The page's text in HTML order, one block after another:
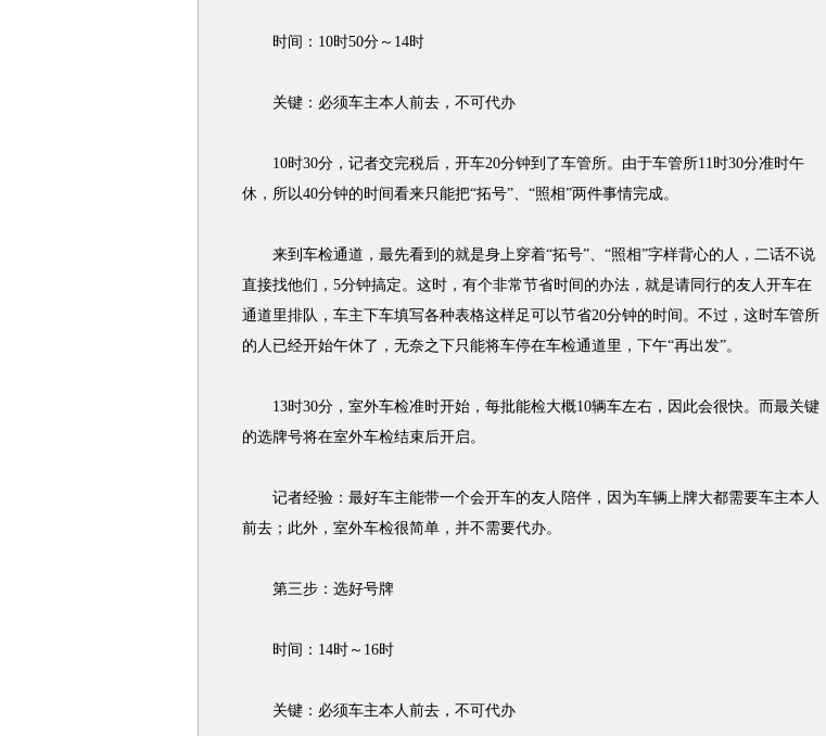
时间：10时50分～14时
关键：必须车主本人前去，不可代办
10时30分，记者交完税后，开车20分钟到了车管所。由于车管所11时30分准时午
休，所以40分钟的时间看来只能把“拓号”、“照相”两件事情完成。
来到车检通道，最先看到的就是身上穿着“拓号”、“照相”字样背心的人，二话不说
直接找他们，5分钟搞定。这时，有个非常节省时间的办法，就是请同行的友人开车在
通道里排队，车主下车填写各种表格这样足可以节省20分钟的时间。不过，这时车管所
的人已经开始午休了，无奈之下只能将车停在车检通道里，下午“再出发”。
13时30分，室外车检准时开始，每批能检大概10辆车左右，因此会很快。而最关键
的选牌号将在室外车检结束后开启。
记者经验：最好车主能带一个会开车的友人陪伴，因为车辆上牌大都需要车主本人
前去；此外，室外车检很简单，并不需要代办。
第三步：选好号牌
时间：14时～16时
关键：必须车主本人前去，不可代办